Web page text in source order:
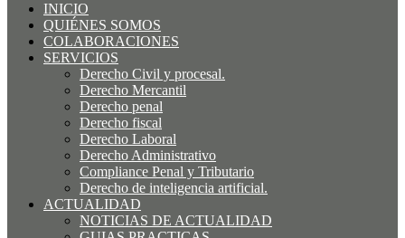
INICIO
QUIÉNES SOMOS
COLABORACIONES
SERVICIOS
Derecho Civil y procesal.
Derecho Mercantil
Derecho penal
Derecho fiscal
Derecho Laboral
Derecho Administrativo
Compliance Penal y Tributario
Derecho de inteligencia artificial.
ACTUALIDAD
NOTICIAS DE ACTUALIDAD